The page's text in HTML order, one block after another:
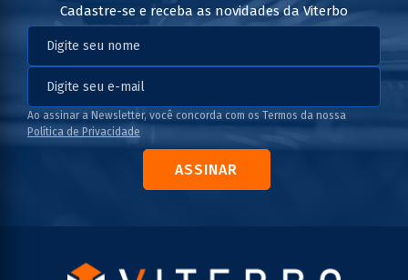
Cadastre-se e receba as novidades da Viterbo
Ao assinar a Newsletter, você concorda com os Termos da nossa
Política de Privacidade
ASSINAR